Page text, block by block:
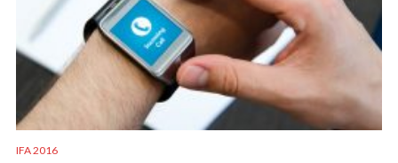
IFA 2016